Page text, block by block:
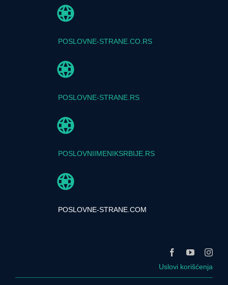
POSLOVNE-STRANE.CO.RS
POSLOVNE-STRANE.RS
POSLOVNIIMENIKSRBIJE.RS
POSLOVNE-STRANE.COM
Uslovi korišćenja